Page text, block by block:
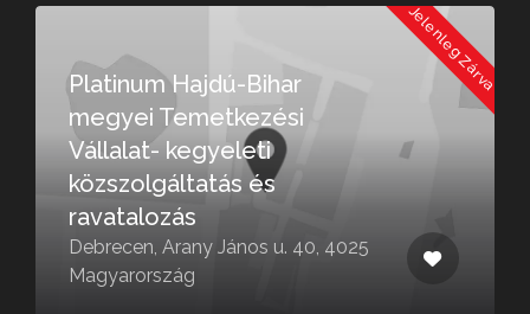
Jelenleg Zárva
Platinum Hajdú-Bihar
megyei Temetkezési
Vállalat- kegyeleti
közszolgáltatás és
ravatalozás
Debrecen, Arany János u. 40, 4025
Magyarország